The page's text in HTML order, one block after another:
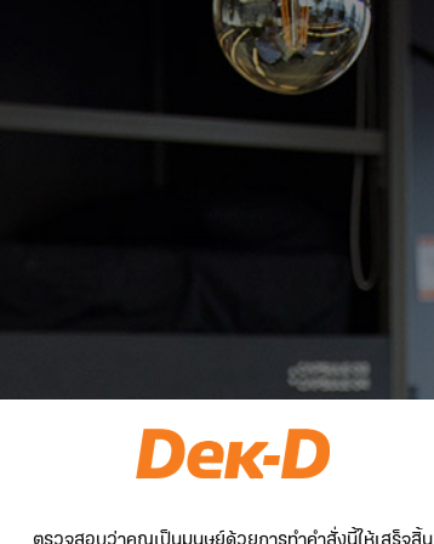
ตรวจสอบว่าคุณเป็นมนุษย์ด้วยการทำคำสั่งนี้ให้เสร็จสิ้น